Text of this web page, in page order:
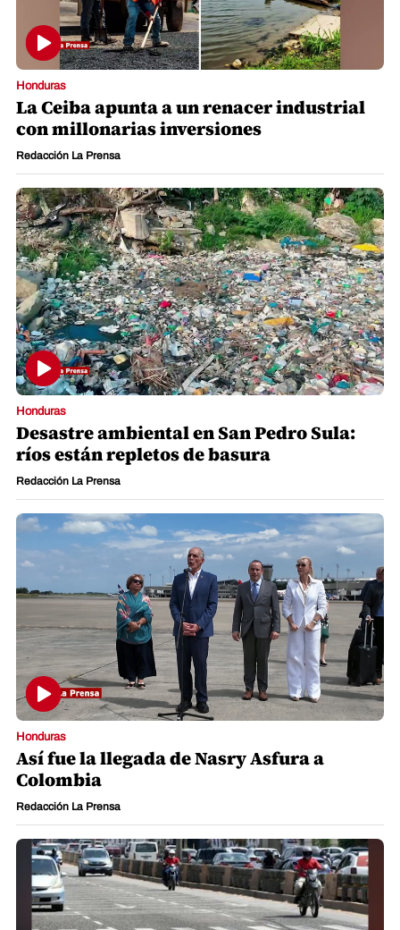
Honduras
La Ceiba apunta a un renacer industrial
con millonarias inversiones
Redacción La Prensa
Honduras
Desastre ambiental en San Pedro Sula:
ríos están repletos de basura
Redacción La Prensa
Honduras
Así fue la llegada de Nasry Asfura a
Colombia
Redacción La Prensa